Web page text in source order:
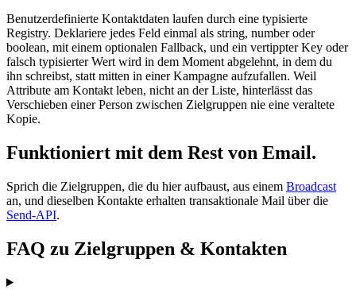
Benutzerdefinierte Kontaktdaten laufen durch eine typisierte
Registry. Deklariere jedes Feld einmal als string, number oder
boolean, mit einem optionalen Fallback, und ein vertippter Key oder
falsch typisierter Wert wird in dem Moment abgelehnt, in dem du
ihn schreibst, statt mitten in einer Kampagne aufzufallen. Weil
Attribute am Kontakt leben, nicht an der Liste, hinterlässt das
Verschieben einer Person zwischen Zielgruppen nie eine veraltete
Kopie.
Funktioniert mit dem Rest von Email.
Sprich die Zielgruppen, die du hier aufbaust, aus einem Broadcast
an, und dieselben Kontakte erhalten transaktionale Mail über die
Send-API.
FAQ zu Zielgruppen & Kontakten